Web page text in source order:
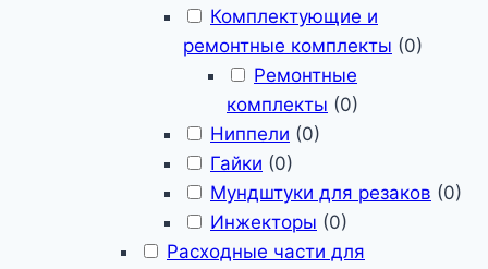
Комплектующие и
ремонтные комплекты (0)
Ремонтные
комплекты (0)
Ниппели (0)
Гайки (0)
Мундштуки для резаков (0)
Инжекторы (0)
Расходные части для